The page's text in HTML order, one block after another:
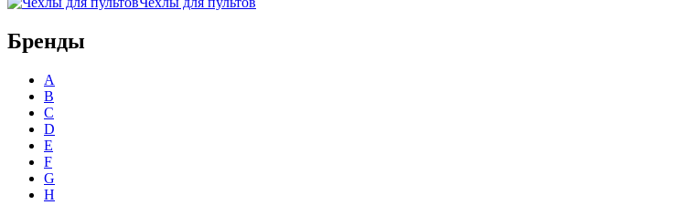
Бренды
A
B
C
D
E
F
G
H